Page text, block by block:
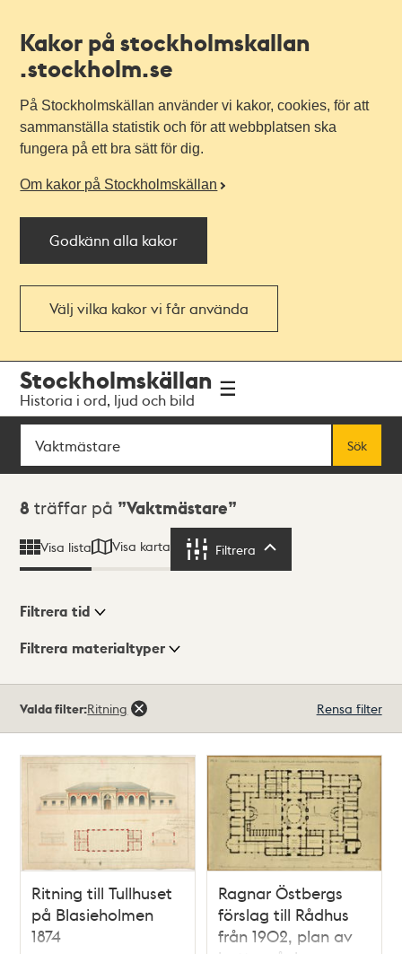
Kakor på stockholmskallan
.stockholm.se
På Stockholmskällan använder vi kakor, cookies, för att
sammanställa statistik och för att webbplatsen ska
fungera på ett bra sätt för dig.
Om kakor på Stockholmskällan
Godkänn alla kakor
Välj vilka kakor vi får använda
navigationen
huvudinnehållet
Stockholmskällan
Historia i ord, ljud och bild
Sök
Sök
Sökresultat
8 träffar på Vaktmästare
Visa lista Visa karta Filtrera
Visningsläge
Filtrera tid
Filtrera materialtyper
träffar
Valda filter:Ritning Rensa filter
Ritning till Tullhuset
på Blasieholmen
1874
Ragnar Östbergs
förslag till Rådhus
från 1902, plan av